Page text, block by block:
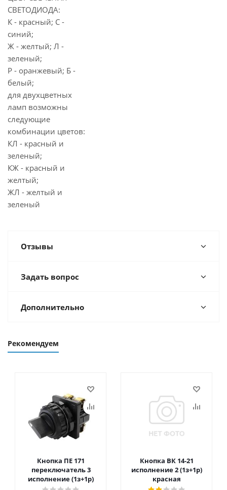
СВЕТОДИОДА:
К - красный; С -
синий;
Ж - желтый; Л -
зеленый;
Р - оранжевый; Б -
белый;
для двухцветных
ламп возможны
следующие
комбинации цветов:
КЛ - красный и
зеленый;
КЖ - красный и
желтый;
ЖЛ - желтый и
зеленый
Отзывы
Задать вопрос
Дополнительно
Рекомендуем
Кнопка ПЕ 171
переключатель 3
исполнение (1з+1р)
Кнопка ВК 14-21
исполнение 2 (1з+1р)
красная